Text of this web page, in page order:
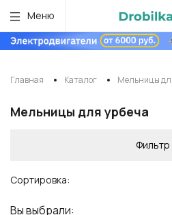
Меню
Главная Каталог Мельницы
Мельницы для урбеча
Фильтр
Сортировка:
Вы выбрали: